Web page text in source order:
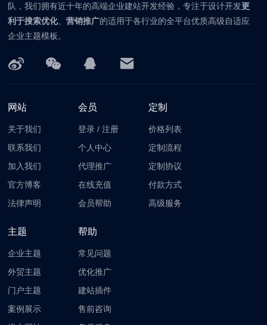
队，我们拥有近十年的高端企业建站开发经验，专注于设计开发更
利于搜索优化、营销推广的适用于各行业的全平台优质高级自适应
企业主题模板。
网站
关于我们
联系我们
加入我们
官方博客
法律声明
会员
登录 /注册
个人中心
代理推广
在线充值
会员帮助
定制
价格列表
定制流程
定制协议
付款方式
高级服务
主题
企业主题
外贸主题
门户主题
案例展示
帮助
常见问题
优化推广
建站插件
售前咨询